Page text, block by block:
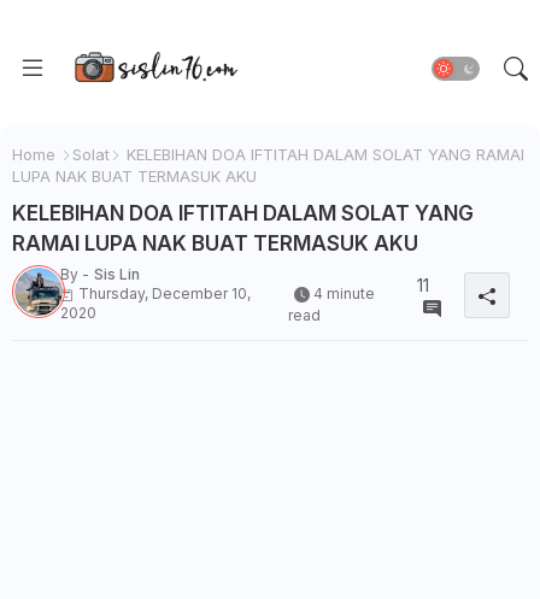
Home Solat
KELEBIHAN DOA IFTITAH DALAM SOLAT YANG RAMAI
LUPA NAK BUAT TERMASUK AKU
KELEBIHAN DOA IFTITAH DALAM SOLAT YANG
RAMAI LUPA NAK BUAT TERMASUK AKU
By - Sis Lin
Thursday, December 10,
2020
4 minute
read
11